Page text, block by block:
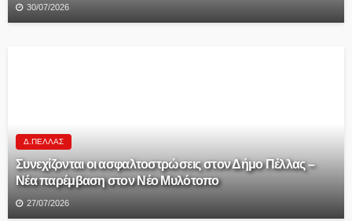
30/07/2026
Δ.ΠΈΛΛΑΣ
Συνεχίζονται οι ασφαλτοστρώσεις στον Δήμο Πέλλας –
Νέα παρέμβαση στον Νέο Μυλότοπο
27/07/2026